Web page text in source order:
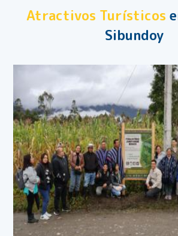
Atractivos Turísticos
Sibundoy